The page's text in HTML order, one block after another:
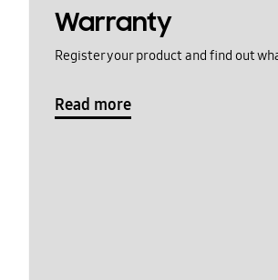
Warranty
Register your product and find out
Read more